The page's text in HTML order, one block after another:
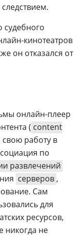
судебного
кинотеатров
он отказался от
онлайн-плеер
( content
свою работу в
по
развлечений
серверов ,
Сам
для
ресурсов,
никогда не